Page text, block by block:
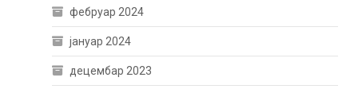
фебруар 2024
јануар 2024
децембар 2023